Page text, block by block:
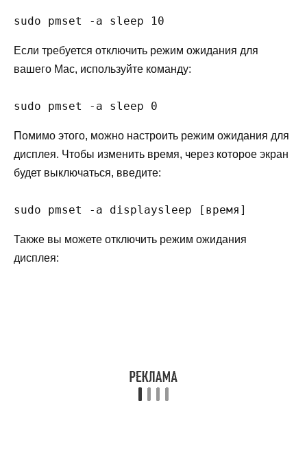
sudo pmset -a sleep 10
Если требуется отключить режим ожидания для
вашего Mac, используйте команду:
sudo pmset -a sleep 0
Помимо этого, можно настроить режим ожидания для
дисплея. Чтобы изменить время, через которое экран
будет выключаться, введите:
sudo pmset -a displaysleep [время]
Также вы можете отключить режим ожидания
дисплея: